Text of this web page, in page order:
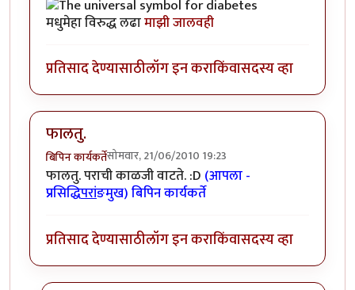
मधुमेहा विरुद्ध लढामाझी जालवही
प्रतिसाद देण्यासाठीलॉग इन कराकिंवासदस्य व्हा
फालतु.
बिपिन कार्यकर्तेसोमवार, 21/06/2010 19:23
फालतु. पराची काळजी वाटते. :D (आपला -
प्रसिद्धिपरांङमुख) बिपिन कार्यकर्ते
प्रतिसाद देण्यासाठीलॉग इन कराकिंवासदस्य व्हा